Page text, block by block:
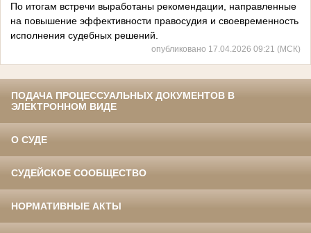
По итогам встречи выработаны рекомендации, направленные
на повышение эффективности правосудия и своевременность
исполнения судебных решений.
опубликовано 17.04.2026 09:21 (МСК)
ПОДАЧА ПРОЦЕССУАЛЬНЫХ ДОКУМЕНТОВ В
ЭЛЕКТРОННОМ ВИДЕ
О СУДЕ
СУДЕЙСКОЕ СООБЩЕСТВО
НОРМАТИВНЫЕ АКТЫ